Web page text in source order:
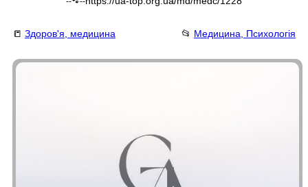
📒 Здоров'я, медицина 📂 Медицина, Психологія